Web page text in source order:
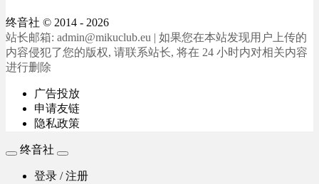
终音社 © 2014 - 2026
站长邮箱: admin@mikuclub.eu | 如果您在本站发现用户上传的
内容侵犯了您的版权, 请联系站长, 将在 24 小时内对相关内容
进行删除
广告投放
申请友链
隐私政策
终音社
登录 / 注册